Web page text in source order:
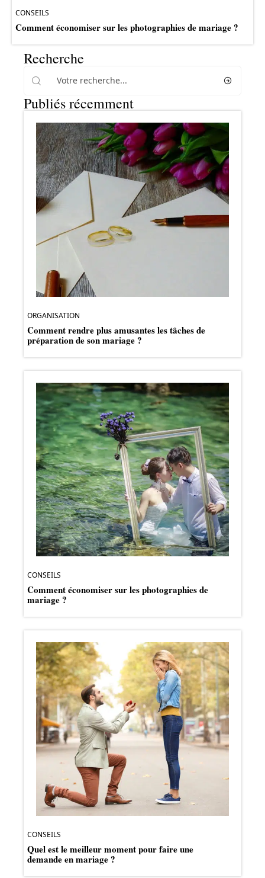
CONSEILS
Comment économiser sur les photographies de mariage ?
Recherche
Publiés récemment
ORGANISATION
Comment rendre plus amusantes les tâches de
préparation de son mariage ?
CONSEILS
Comment économiser sur les photographies de
mariage ?
CONSEILS
Quel est le meilleur moment pour faire une
demande en mariage ?